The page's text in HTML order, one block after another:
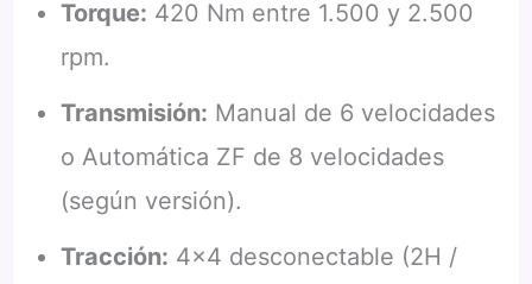
Torque: 420 Nm entre 1.500 y 2.500
rpm.
Transmisión: Manual de 6 velocidades
o Automática ZF de 8 velocidades
(según versión).
Tracción: 4×4 desconectable (2H /